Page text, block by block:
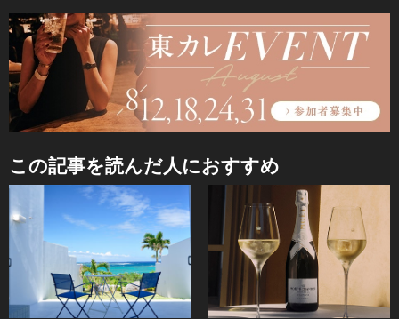
この記事を読んだ人におすすめ